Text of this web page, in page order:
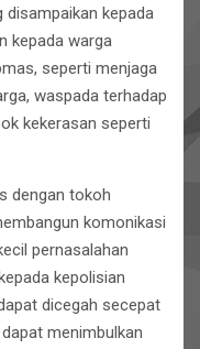
disampaikan kepada
kepada warga
seperti menjaga
waspada terhadap
kekerasan seperti
dengan tokoh
komonikasi
pernasalahan
kepolisian
dicegah secepat
menimbulkan